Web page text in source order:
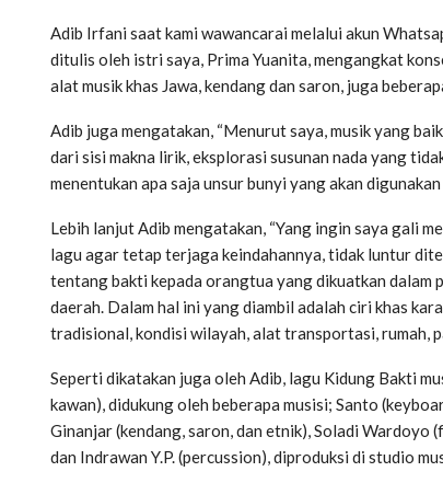
Adib Irfani saat kami wawancarai melalui akun
ditulis oleh istri saya, Prima Yuanita, mengangkat
alat musik khas Jawa, kendang dan saron, juga
Adib juga mengatakan, “Menurut saya, musik yang
dari sisi makna lirik, eksplorasi susunan nada yang
menentukan apa saja unsur bunyi yang akan digunakan
Lebih lanjut Adib mengatakan, “Yang ingin saya gali
lagu agar tetap terjaga keindahannya, tidak luntur
tentang bakti kepada orangtua yang dikuatkan dalam
daerah. Dalam hal ini yang diambil adalah ciri khas
tradisional, kondisi wilayah, alat transportasi, rumah,
Seperti dikatakan juga oleh Adib, lagu Kidung Bakti
kawan), didukung oleh beberapa musisi; Santo
Ginanjar (kendang, saron, dan etnik), Soladi Wardoyo
dan Indrawan Y.P. (percussion), diproduksi di studio